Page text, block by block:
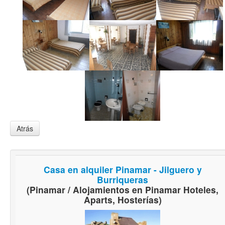
Atrás
Casa en alquiler Pinamar - Jilguero y
Burriqueras
(Pinamar / Alojamientos en Pinamar Hoteles,
Aparts, Hosterías)